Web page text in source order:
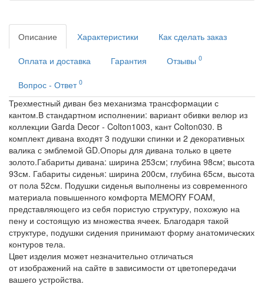
Описание Характеристики Как сделать заказ
Оплата и доставка Гарантия Отзывы 0
Вопрос - Ответ 0
Трехместный диван без механизма трансформации с
кантом.В стандартном исполнении: вариант обивки велюр из
коллекции Garda Decor - Colton1003, кант Colton030. В
комплект дивана входят 3 подушки спинки и 2 декоративных
валика с эмблемой GD.Опоры для дивана только в цвете
золото.Габариты дивана: ширина 253см; глубина 98см; высота
93см. Габариты сиденья: ширина 200см, глубина 65см, высота
от пола 52см. Подушки сиденья выполнены из современного
материала повышенного комфорта MEMORY FOAM,
представляющего из себя пористую структуру, похожую на
пену и состоящую из множества ячеек. Благодаря такой
структуре, подушки сидения принимают форму анатомических
контуров тела.
Цвет изделия может незначительно отличаться
от изображений на сайте в зависимости от цветопередачи
вашего устройства.